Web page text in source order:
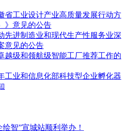
省工业设计产业高质量发展行动方
》意见的公告
先进制造业和现代生产性服务业深
意见的公告
越级和领航级智能工厂推荐工作的
工业和信息化部科技型企业孵化器
智”宣城站顺利举办！